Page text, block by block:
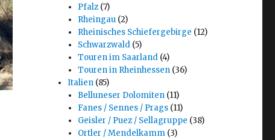
Pfalz(7)
Rheingau(2)
Rheinisches Schiefergebirge (12)
Schwarzwald(5)
Touren im Saarland(4)
Touren in Rheinhessen(36)
Italien (85)
Belluneser Dolomiten(11)
Fanes / Sennes / Prags(11)
Geisler / Puez / Sellagruppe (38)
Ortler / Mendelkamm(3)